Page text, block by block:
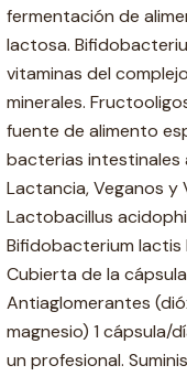
fermentación de
lactosa.
vitaminas del
minerales.
fuente de alimento
bacterias intestinales
Lactancia, Veganos y
Lactobacillus
Bifidobacterium
Cubierta de la
Antiaglomerantes
magnesio) 1 cápsula/
un profesional.